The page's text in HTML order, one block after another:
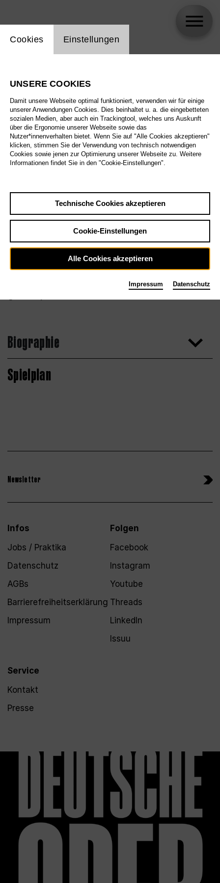
Biographie
Spielplan
Newsletter
Infos
Jobs / Praktika
Datenschutz
AGBs
Barrierefreiheitserklärung
Impressum
Service
Kontakt
Presse
Folgen
Facebook
Instagram
Youtube
Threads
LinkedIn
Issuu
Einstellung Website Cookie
Cookies Einstellungen
UNSERE COOKIES
Damit unsere Webseite optimal funktioniert, verwenden wir für einige
unserer Anwendungen Cookies. Dies beinhaltet u. a. die eingebetteten
sozialen Medien, aber auch ein Trackingtool, welches uns Auskunft
über die Ergonomie unserer Webseite sowie das
Nutzer*innenverhalten bietet. Wenn Sie auf "Alle Cookies akzeptieren"
klicken, stimmen Sie der Verwendung von technisch notwendigen
Cookies sowie jenen zur Optimierung unserer Webseite zu. Weitere
Informationen findet Sie in den "Cookie-Einstellungen".
Technische Cookies akzeptieren
Cookie-Einstellungen
Alle Cookies akzeptieren
Impressum Datenschutz